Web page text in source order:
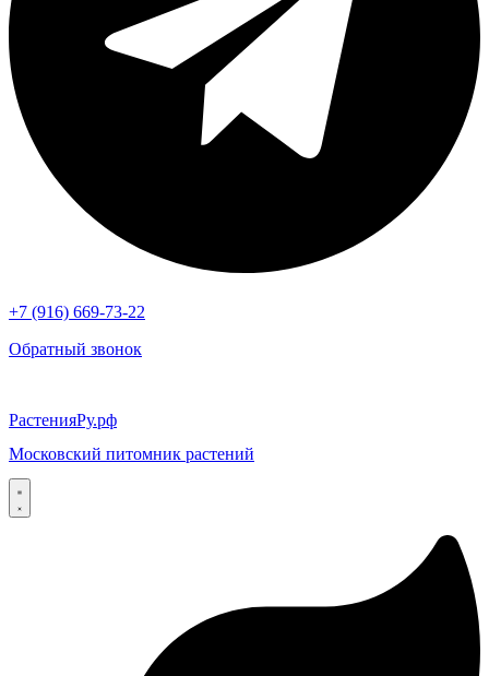
+7 (916) 669-73-22
Обратный звонок
РастенияРу.рф
Московский питомник растений